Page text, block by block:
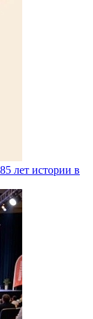
лет истории в